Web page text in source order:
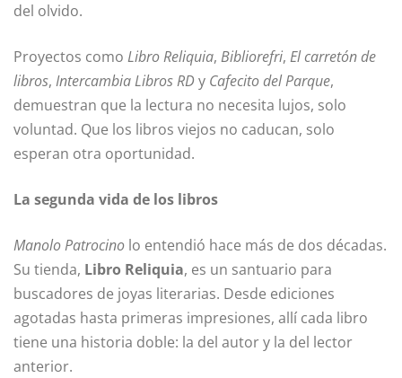
del olvido.
Proyectos como Libro Reliquia, Bibliorefri, El carretón de
libros, Intercambia Libros RD y Cafecito del Parque,
demuestran que la lectura no necesita lujos, solo
voluntad. Que los libros viejos no caducan, solo
esperan otra oportunidad.
La segunda vida de los libros
Manolo Patrocino lo entendió hace más de dos décadas.
Su tienda, Libro Reliquia, es un santuario para
buscadores de joyas literarias. Desde ediciones
agotadas hasta primeras impresiones, allí cada libro
tiene una historia doble: la del autor y la del lector
anterior.